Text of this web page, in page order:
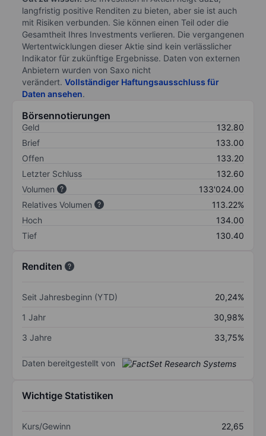
langfristig positive Renditen zu bieten, aber sie ist auch
mit Risiken verbunden. Sie können einen Teil oder die
Gesamtheit Ihres Investments verlieren. Die vergangenen
Wertentwicklungen dieser Aktie sind kein verlässlicher
Indikator für zukünftige Ergebnisse. Daten von externen
Anbietern wurden von Saxo nicht
verändert. Vollständiger Haftungsausschluss für
Daten ansehen.
Börsennotierungen
Geld
132.80
Brief
133.00
Offen
133.20
Letzter Schluss
132.60
Volumen
133'024.00
Relatives Volumen
113.22%
Hoch
134.00
Tief
130.40
Renditen
Seit Jahresbeginn (YTD)
20,24%
1 Jahr
30,98%
3 Jahre
33,75%
Daten bereitgestellt von
Wichtige Statistiken
Kurs/Gewinn
22,65